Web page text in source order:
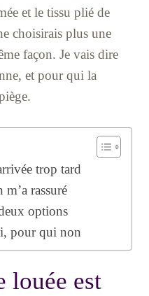
et le tissu plié de
choisirais plus une
façon. Je vais dire
et pour qui la
trop tard
rassuré
options
pour qui non
louée est